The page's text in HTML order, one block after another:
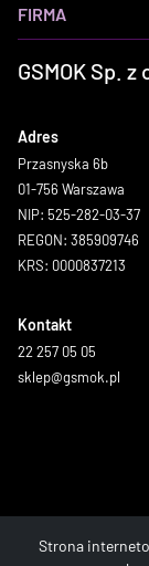
FIRMA
GSMOK Sp. z
Adres
Przasnyska 6b
01-756 Warszawa
NIP: 525-282-03-37
REGON: 385909746
KRS: 0000837213
Kontakt
22 257 05 05
sklep@gsmok.pl
Strona